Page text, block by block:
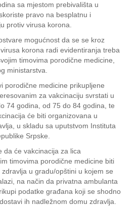
sa mjestom prebivališta u
pravo na besplatnu i
protiv virusa korona.
mogućnost da se se kroz
korona radi evidentiranja treba
timovima porodične medicine,
ministarstva.
porodične medicine prikupljene
za vakcinaciju svrstati u
74 godina, od 75 do 84 godina, te
će biti organizovana u
u skladu sa uputstvom Instituta
Srpske.
da će vakcinacija za lica
timovima porodične medicine biti
u gradu/opštini u kojem se
na način da privatna ambulanta
podatke građana koji se shodno
ih nadležnom domu zdravlja.